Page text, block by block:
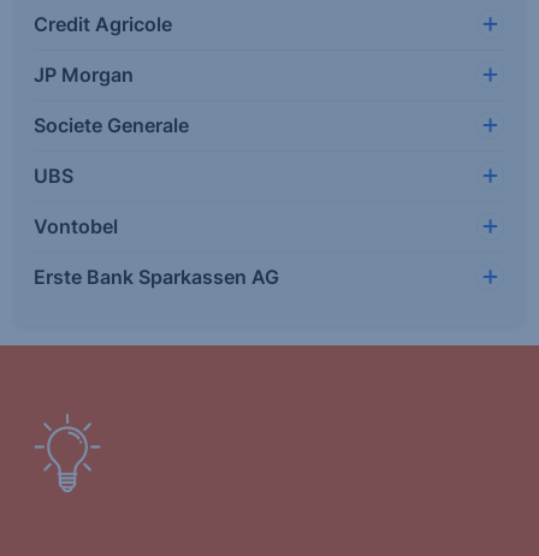
Credit Agricole
JP Morgan
Societe Generale
UBS
Vontobel
Erste Bank Sparkassen AG